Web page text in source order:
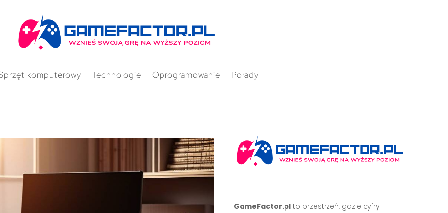
komputerowy Technologie Oprogramowanie Porady
GameFactor.plto przestrzeń, gdzie cyfry